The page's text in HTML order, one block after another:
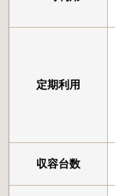
定期利用
収容台数